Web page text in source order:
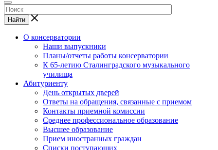
Найти
О консерватории
Наши выпускники
Планы/отчеты работы консерватории
К 65-летию Сталинградского музыкального
училища
Абитуриенту
День открытых дверей
Ответы на обращения, связанные с приемом
Контакты приемной комиссии
Среднее профессиональное образование
Высшее образование
Прием иностранных граждан
Списки поступающих